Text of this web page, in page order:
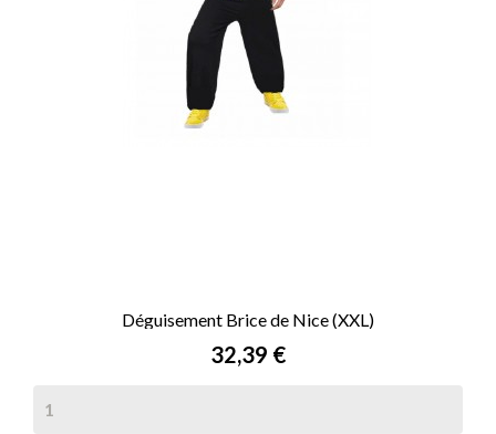
Déguisement Brice de Nice (XXL)
Prix
32,39 €